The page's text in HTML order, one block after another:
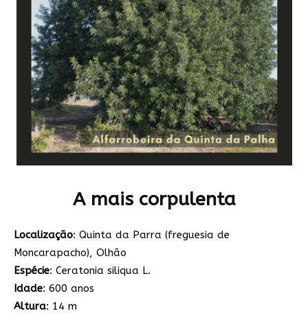
A mais corpulenta
Localização: Quinta da Parra (freguesia de
Moncarapacho), Olhão
Espécie: Ceratonia siliqua L.
Idade: 600 anos
Altura: 14 m